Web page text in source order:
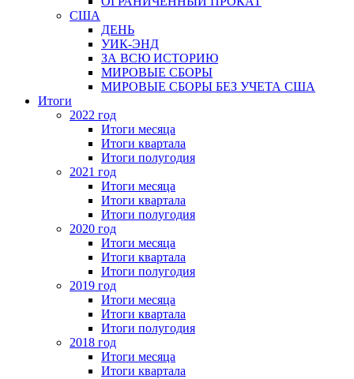
США
ДЕНЬ
УИК-ЭНД
ЗА ВСЮ ИСТОРИЮ
МИРОВЫЕ СБОРЫ
МИРОВЫЕ СБОРЫ БЕЗ УЧЕТА США
Итоги
2022 год
Итоги месяца
Итоги квартала
Итоги полугодия
2021 год
Итоги месяца
Итоги квартала
Итоги полугодия
2020 год
Итоги месяца
Итоги квартала
Итоги полугодия
2019 год
Итоги месяца
Итоги квартала
Итоги полугодия
2018 год
Итоги месяца
Итоги квартала